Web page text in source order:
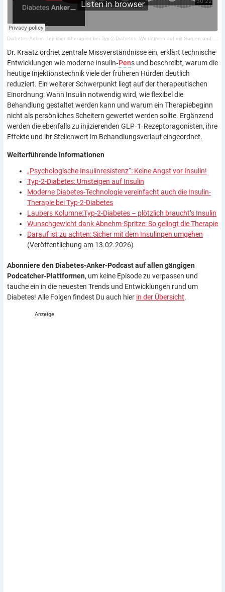
Diabetes-Anker · Injektionstherapien bei Typ-2-Diabetes: Wir räumen auf mit Sorgen und Mythen über Insulin und Co
Dr. Kraatz ordnet zentrale Missverständnisse ein, erklärt technische
Entwicklungen wie moderne Insulin‑Pens und beschreibt, warum die
heutige Injektionstechnik viele der früheren Hürden deutlich
reduziert. Ein weiterer Schwerpunkt liegt auf der therapeutischen
Einordnung: Wann Insulin notwendig wird, wie flexibel die
Behandlung gestaltet werden kann und warum ein Therapiebeginn
nicht als persönliches Scheitern gewertet werden sollte. Ergänzend
werden die ebenfalls zu injizierenden GLP‑1‑Rezeptoragonisten, ihre
Effekte und ihr Stellenwert im Behandlungsverlauf eingeordnet.
Weiterführende Informationen
„Psychologische Insulinresistenz“: Keine Angst vor Insulin!
Typ-2-Diabetes: Umsteigen auf Insulin
Moderne Diabetes-Technologie vereinfacht auch die Insulin-
Therapie bei Typ-2-Diabetes
Laubers Kolumne:Typ-2-Diabetes – plötzlich braucht’s Insulin
Wunschgewicht dank Abnehm-Spritze: So gelingt die Therapie
Darauf ist zu achten: Sicher mit dem Insulinpen umgehen
(Veröffentlichung am 13.02.2026)
Abonniere den Diabetes-Anker-Podcast auf allen gängigen
Podcatcher-Plattformen, um keine Episode zu verpassen und
tauche ein in die neuesten Trends und Entwicklungen rund um
Diabetes! Alle Folgen findest Du auch hier in der Übersicht.